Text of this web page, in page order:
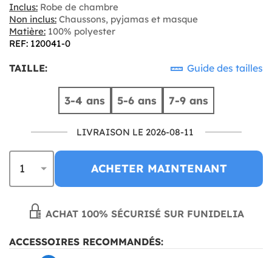
Inclus: Robe de chambre
Non inclus: Chaussons, pyjamas et masque
Matière: 100% polyester
REF: 120041-0
TAILLE: Guide des tailles
3-4 ans 5-6 ans 7-9 ans
LIVRAISON LE 2026-08-11
ACHETER MAINTENANT
ACHAT 100% SÉCURISÉ SUR FUNIDELIA
ACCESSOIRES RECOMMANDÉS: